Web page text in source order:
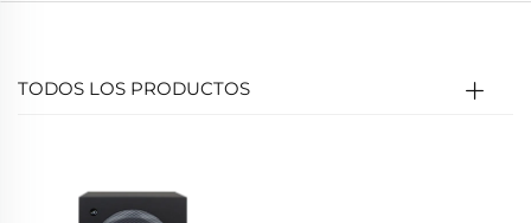
TODOS LOS PRODUCTOS